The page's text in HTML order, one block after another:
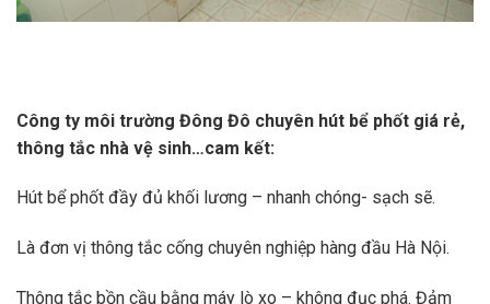
Công ty môi trường Đông Đô chuyên hút bể phốt giá rẻ,
thông tắc nhà vệ sinh…cam kết:
Hút bể phốt đầy đủ khối lương – nhanh chóng- sạch sẽ.
Là đơn vị thông tắc cống chuyên nghiệp hàng đầu Hà Nội.
Thông tắc bồn cầu bằng máy lò xo – không đục phá. Đảm